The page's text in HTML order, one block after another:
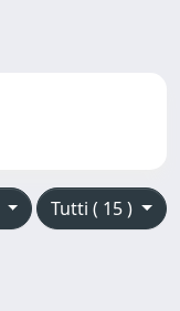
Tutti ( 15 )